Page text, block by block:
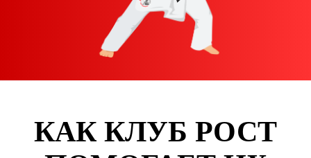
КАК КЛУБ РОСТ